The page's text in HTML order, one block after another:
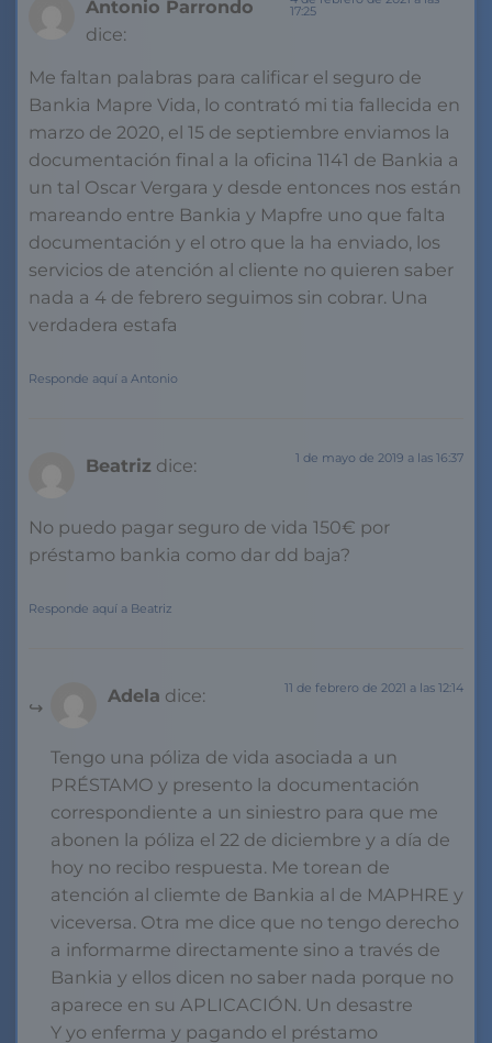
Antonio Parrondo
dice:
17:25
Me faltan palabras para calificar el seguro de
Bankia Mapre Vida, lo contrató mi tia fallecida en
marzo de 2020, el 15 de septiembre enviamos la
documentación final a la oficina 1141 de Bankia a
un tal Oscar Vergara y desde entonces nos están
mareando entre Bankia y Mapfre uno que falta
documentación y el otro que la ha enviado, los
servicios de atención al cliente no quieren saber
nada a 4 de febrero seguimos sin cobrar. Una
verdadera estafa
Responde aquí a Antonio
Beatriz dice: 1 de mayo de 2019 a las 16:37
No puedo pagar seguro de vida 150€ por
préstamo bankia como dar dd baja?
Responde aquí a Beatriz
Adela dice: 11 de febrero de 2021 a las 12:14
Tengo una póliza de vida asociada a un
PRÉSTAMO y presento la documentación
correspondiente a un siniestro para que me
abonen la póliza el 22 de diciembre y a día de
hoy no recibo respuesta. Me torean de
atención al cliemte de Bankia al de MAPHRE y
viceversa. Otra me dice que no tengo derecho
a informarme directamente sino a través de
Bankia y ellos dicen no saber nada porque no
aparece en su APLICACIÓN. Un desastre
Y yo enferma y pagando el préstamo